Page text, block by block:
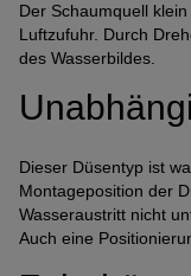
Der Schaumquell
Luftzufuhr. Durch
des Wasserbildes.
Dieser Düsentyp ist
Montageposition der
Wasseraustritt nicht
Auch eine